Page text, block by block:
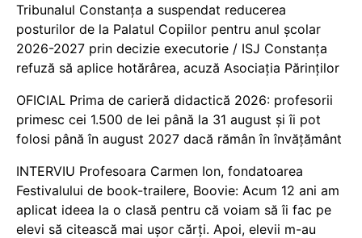
Tribunalul Constanța a suspendat reducerea
posturilor de la Palatul Copiilor pentru anul școlar
2026-2027 prin decizie executorie / ISJ Constanța
refuză să aplice hotărârea, acuză Asociația Părinților
OFICIAL Prima de carieră didactică 2026: profesorii
primesc cei 1.500 de lei până la 31 august și îi pot
folosi până în august 2027 dacă rămân în învățământ
INTERVIU Profesoara Carmen Ion, fondatoarea
Festivalului de book-trailere, Boovie: Acum 12 ani am
aplicat ideea la o clasă pentru că voiam să îi fac pe
elevi să citească mai ușor cărți. Apoi, elevii m-au